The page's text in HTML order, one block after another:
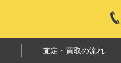
査定・買取の流れ